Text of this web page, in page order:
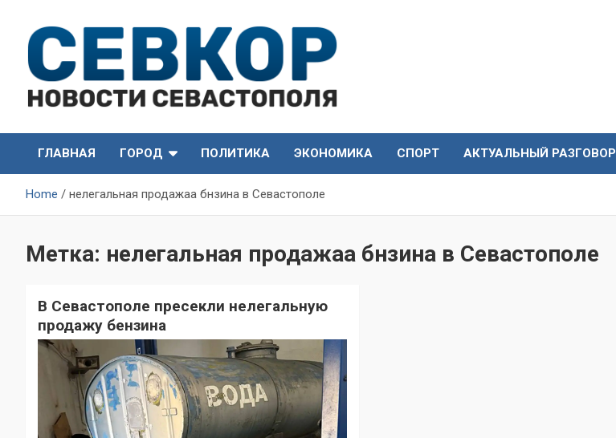
content
СевКор — Новости
Севастополя
Севастополя
ГЛАВНАЯ
ГОРОД ПОЛИТИКА ЭКОНОМИКА СПОРТ АКТУАЛЬНЫЙ РАЗГОВОР
Home нелегальная продажаа бнзина в Севастополе
Метка: нелегальная продажаа бнзина в Севастополе
В Севастополе пресекли нелегальную
продажу бензина